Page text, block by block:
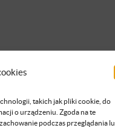
takich jak pliki cookie, do
o urządzeniu. Zgoda na te
podczas przeglądania